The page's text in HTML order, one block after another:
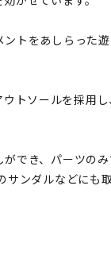
トをあしらった
トソールを採用
ができ、パーツの
ンダルなどにも